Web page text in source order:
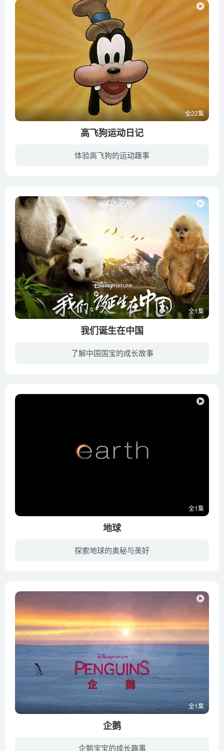
全22集
高飞狗运动日记
体验高飞狗的运动趣事
全1集
我们诞生在中国
了解中国国宝的成长故事
全1集
地球
探索地球的奥秘与美好
全1集
企鹅
企鹅宝宝的成长趣事